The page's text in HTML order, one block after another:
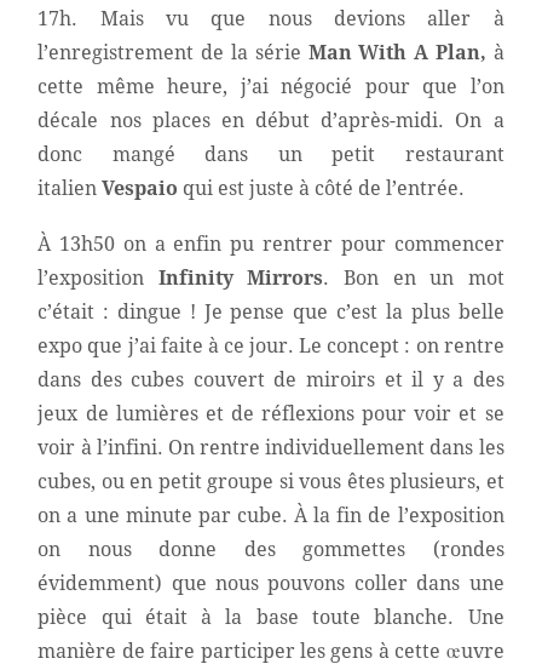
17h. Mais vu que nous devions aller à
l’enregistrement de la série Man With A Plan, à
cette même heure, j’ai négocié pour que l’on
décale nos places en début d’après-midi. On a
donc mangé dans un petit restaurant
italienVespaio qui est juste à côté de l’entrée.
À 13h50 on a enfin pu rentrer pour commencer
l’exposition Infinity Mirrors. Bon en un mot
c’était : dingue ! Je pense que c’est la plus belle
expo que j’ai faite à ce jour. Le concept : on rentre
dans des cubes couvert de miroirs et il y a des
jeux de lumières et de réflexions pour voir et se
voir à l’infini. On rentre individuellement dans les
cubes, ou en petit groupe si vous êtes plusieurs, et
on a une minute par cube. À la fin de l’exposition
on nous donne des gommettes (rondes
évidemment) que nous pouvons coller dans une
pièce qui était à la base toute blanche. Une
manière de faire participer les gens à cette œuvre